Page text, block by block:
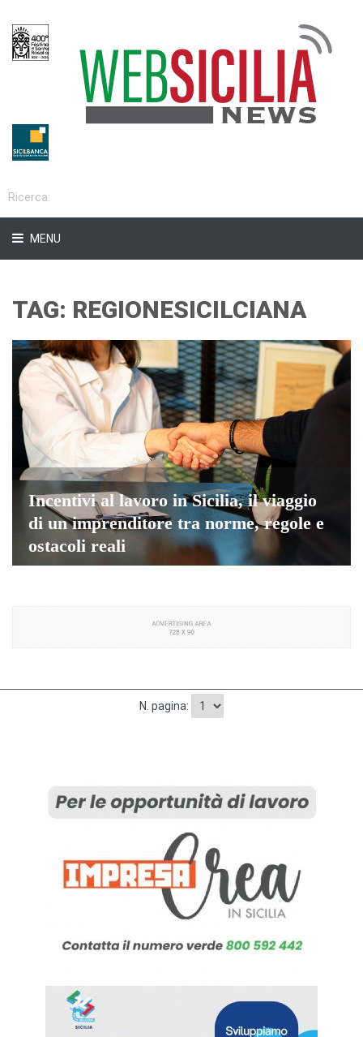
MENU
TAG: REGIONESICILCIANA
Incentivi al lavoro in Sicilia, il viaggio
di un imprenditore tra norme, regole e
ostacoli reali
N. pagina: